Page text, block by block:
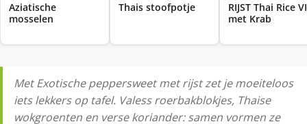
Aziatische
mosselen
Thais stoofpotje
RIJST Thai Rice VI
met Krab
Met Exotische peppersweet met rijst zet je moeiteloos
iets lekkers op tafel. Valess roerbakblokjes, Thaise
wokgroenten en verse koriander: samen vormen ze